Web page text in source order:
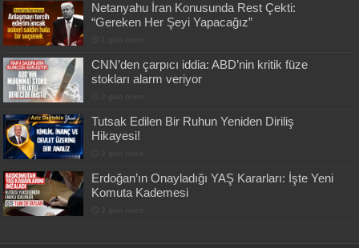
Netanyahu İran Konusunda Rest Çekti:
“Gereken Her Şeyi Yapacağız”
CNN’den çarpıcı iddia: ABD’nin kritik füze
stokları alarm veriyor
Tutsak Edilen Bir Ruhun Yeniden Diriliş
Hikayesi!
Erdoğan’ın Onayladığı YAŞ Kararları: İşte Yeni
Komuta Kademesi